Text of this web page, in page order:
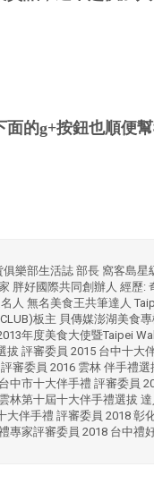
面的g+按鈕也順便
俱樂部生活誌 部長 窩客島星
胖好國際共同創辦人 經歷:
人 無名美食王共筆達人
板主 貝傳媒澎湖美食
年度美食大使暨Taipei
拔 評審委員 2015 台中十大
審委員 2016 雲林 伴手禮
中市十大伴手禮 評審委員
林第十屆十大伴手禮選拔
大伴手禮 評審委員 2018 彰
專家評審委員 2018 台中禮